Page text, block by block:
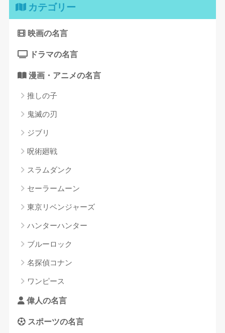
カテゴリー
映画の名言
ドラマの名言
漫画・アニメの名言
推しの子
鬼滅の刃
ジブリ
呪術廻戦
スラムダンク
セーラームーン
東京リベンジャーズ
ハンターハンター
ブルーロック
名探偵コナン
ワンピース
偉人の名言
スポーツの名言